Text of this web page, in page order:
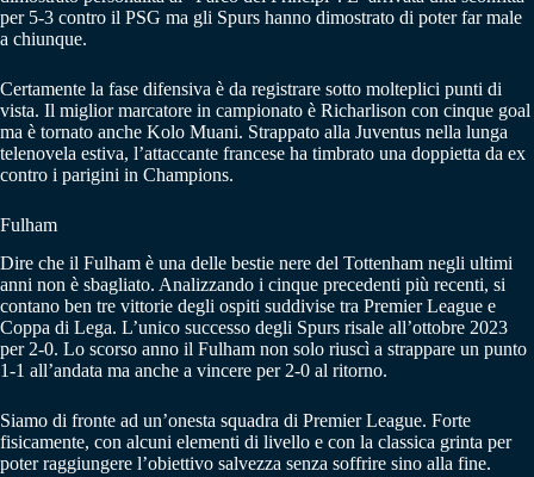
per 5-3 contro il PSG ma gli Spurs hanno dimostrato di poter far male
a chiunque.
Certamente la fase difensiva è da registrare sotto molteplici punti di
vista. Il miglior marcatore in campionato è Richarlison con cinque goal
ma è tornato anche Kolo Muani. Strappato alla Juventus nella lunga
telenovela estiva, l’attaccante francese ha timbrato una doppietta da ex
contro i parigini in Champions.
Fulham
Dire che il Fulham è una delle bestie nere del Tottenham negli ultimi
anni non è sbagliato. Analizzando i cinque precedenti più recenti, si
contano ben tre vittorie degli ospiti suddivise tra Premier League e
Coppa di Lega. L’unico successo degli Spurs risale all’ottobre 2023
per 2-0. Lo scorso anno il Fulham non solo riuscì a strappare un punto
1-1 all’andata ma anche a vincere per 2-0 al ritorno.
Siamo di fronte ad un’onesta squadra di Premier League. Forte
fisicamente, con alcuni elementi di livello e con la classica grinta per
poter raggiungere l’obiettivo salvezza senza soffrire sino alla fine.